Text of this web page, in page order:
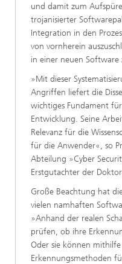
und damit zum
trojanisierter
Integration in den
von vornherein
in einer neuen Software
»Mit dieser
Angriffen liefert die
wichtiges Fundament
Entwicklung. Seine
Relevanz für die
für die Anwender«, so
Abteilung »Cyber
Erstgutachter der
Große Beachtung hat
vielen namhaften
»Anhand der realen
prüfen, ob ihre
Oder sie können
Erkennungsmethoden